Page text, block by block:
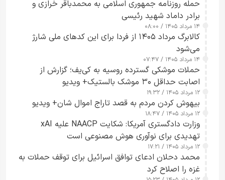
حمله روزنامه جمهوری اسلامی به محمدباقر خرازی و
برادر داماد شهید رئیسی
۱۴ مرداد ۱۴۰۵ / ۰۸:۰۰
کالابرگ مرداد ۱۴۰۵ از فردا برای این کدهای ملی شارژ
می‌شود
۱۴ مرداد ۱۴۰۵ / ۰۷:۴۷
حملات موشکی گسترده روسیه به کی‌یف؛ گزارش از
اصابت حداقل ۳۰ موشک بالستیک+ ویدیو
۱۲ مرداد ۱۴۰۵ / ۱۹:۳۲
بیهوش کردن مردم به قصد تاراج اموال شان+ ویدیو
۱۲ مرداد ۱۴۰۵ / ۱۸:۴۷
وزارت دادگستری آمریکا: شکایت NAACP علیه xAI
تهدیدی برای نوآوری هوش مصنوعی است
۱۲ مرداد ۱۴۰۵ / ۱۷:۲۱
محمد دحلان ادعای توافق اسرائیل برای توقف حملات به
غزه را اصلاح کرد